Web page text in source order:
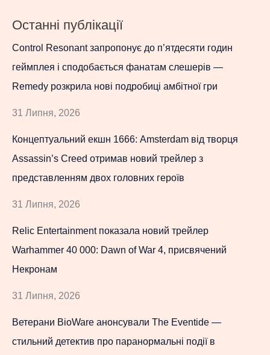
Останні публікації
Control Resonant запропонує до п’ятдесяти годин
геймплея і сподобається фанатам слешерів —
Remedy розкрила нові подробиці амбітної гри
31 Липня, 2026
Концептуальний екшн 1666: Amsterdam від творця
Assassin’s Creed отримав новий трейлер з
представленням двох головних героїв
31 Липня, 2026
Relic Entertainment показала новий трейлер
Warhammer 40 000: Dawn of War 4, присвячений
Некронам
31 Липня, 2026
Ветерани BioWare анонсували The Eventide —
стильний детектив про паранормальні події в